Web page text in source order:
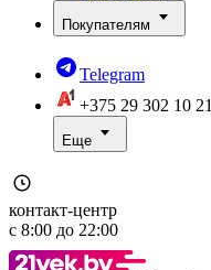
Покупателям
Telegram
+375 29 302 10 21
Еще
контакт-центр
с 8:00 до 22:00